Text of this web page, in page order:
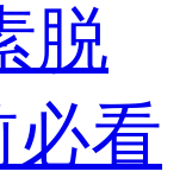
脱
看